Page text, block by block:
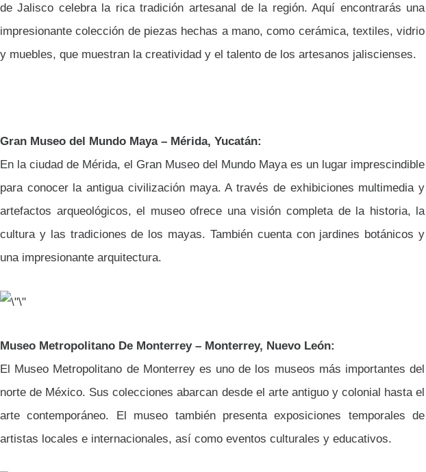
de Jalisco celebra la rica tradición artesanal de la región. Aquí encontrarás una
impresionante colección de piezas hechas a mano, como cerámica, textiles, vidrio
y muebles, que muestran la creatividad y el talento de los artesanos jaliscienses.
Gran Museo del Mundo Maya – Mérida, Yucatán:
En la ciudad de Mérida, el Gran Museo del Mundo Maya es un lugar imprescindible
para conocer la antigua civilización maya. A través de exhibiciones multimedia y
artefactos arqueológicos, el museo ofrece una visión completa de la historia, la
cultura y las tradiciones de los mayas. También cuenta con jardines botánicos y
una impresionante arquitectura.
Museo Metropolitano De Monterrey – Monterrey, Nuevo León:
El Museo Metropolitano de Monterrey es uno de los museos más importantes del
norte de México. Sus colecciones abarcan desde el arte antiguo y colonial hasta el
arte contemporáneo. El museo también presenta exposiciones temporales de
artistas locales e internacionales, así como eventos culturales y educativos.